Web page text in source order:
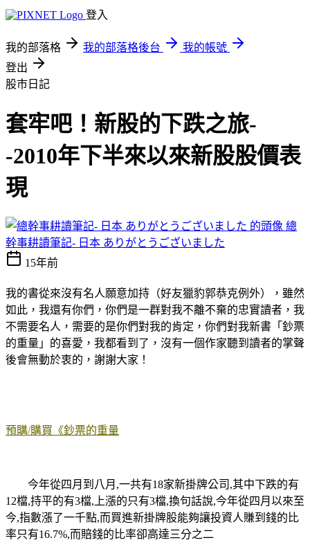
登入
我的部落格 我的部落格後台
我的帳號
登出
股市日記
套牢吧！新股的下跌之旅-
-2010年下半來以來新股股價表
現
總
幹事耕讀筆記- 日本 ありがとうございました
15年前
我的書從來沒有名人願意加持（好友獵豹郭恭克例外），雖然
如此，我還有你們，你們是一群對我不離不棄的忠實讀者，我
不需要名人，需要的是你們對我的肯定，你們對我新書「鈔票
的重量」的喜愛，我都看到了，沒有一個作家聽到讀者的掌聲
後會無動於衷的，謝謝大家！
預購/購買《鈔票的重量
今年從四月到八月,一共有18家新掛牌公司,其中下跌的有
12檔,持平的有3檔,上漲的只有3檔,換句話說,今年從四月以來至
今,指數漲了一千點,而買進新掛牌股能夠讓投資人賺到錢的比
率只有16.7%,而賠錢的比率卻高達三分之二